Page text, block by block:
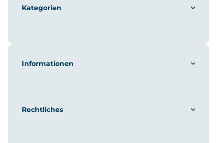
Kategorien
Informationen
Rechtliches